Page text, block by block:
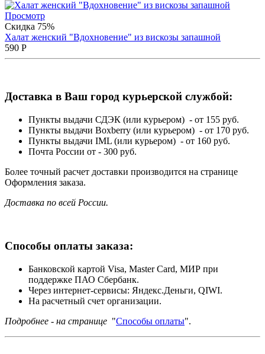
Просмотр
Скидка 75%
Халат женский "Вдохновение" из вискозы запашной
590 Р
Доставка в Ваш город курьерской службой:
Пункты выдачи СДЭК (или курьером) - от 155 руб.
Пункты выдачи Boxberry (или курьером) - от 170 руб.
Пункты выдачи IML (или курьером) - от 160 руб.
Почта России от - 300 руб.
Более точный расчет доставки производится на странице
Оформления заказа.
Доставка по всей России.
Способы оплаты заказа:
Банковской картой Visa, Master Card, МИР при
поддержке ПАО Сбербанк.
Через интернет-сервисы: Яндекс.Деньги, QIWI.
На расчетный счет организации.
Подробнее - на странице "Способы оплаты".